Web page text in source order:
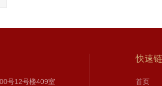
号12号楼409室
快速
首页